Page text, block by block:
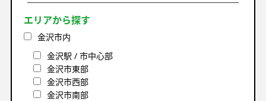
エリアから探す
金沢市内
金沢駅 / 市中心部
金沢市東部
金沢市西部
金沢市南部